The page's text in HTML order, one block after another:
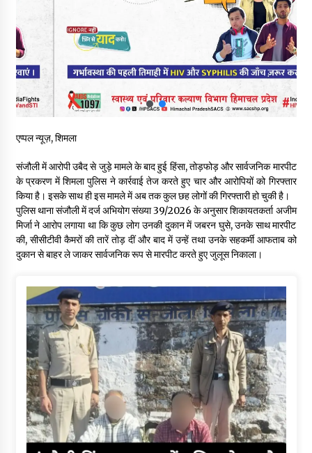
स्वास्थ्य विभाग की खरीद में घोटाले की आशंका, स्वतंत्र जांच की मांग, भाजपा
ने कहा- “हर पैसे का हिसाब जनता को मिले”
05/08/2026
भाजपा का कांग्रेस सरकार पर हमला, प्रतिशोध की राजनीति के खिलाफ कल
04/08/2026
04/08/2026
हिमाचल सरकार लाएगी नई “स्वास्थ्य बीमा नीति”, गरीब परिवारों के लिए
उपलब्ध होगी बेहतरीन उपचार सुविधा- CM
04/08/2026
एप्पल न्यूज़, शिमला
संजौली में आरोपी उबैद से जुड़े मामले के बाद हुई हिंसा, तोड़फोड़ और सार्वजनिक मारपीट
के प्रकरण में शिमला पुलिस ने कार्रवाई तेज करते हुए चार और आरोपियों को गिरफ्तार
किया है। इसके साथ ही इस मामले में अब तक कुल छह लोगों की गिरफ्तारी हो चुकी है।
पुलिस थाना संजौली में दर्ज अभियोग संख्या 39/2026 के अनुसार शिकायतकर्ता अजीम
मिर्जा ने आरोप लगाया था कि कुछ लोग उनकी दुकान में जबरन घुसे, उनके साथ मारपीट
की, सीसीटीवी कैमरों की तारें तोड़ दीं और बाद में उन्हें तथा उनके सहकर्मी आफताब को
दुकान से बाहर ले जाकर सार्वजनिक रूप से मारपीट करते हुए जुलूस निकाला।